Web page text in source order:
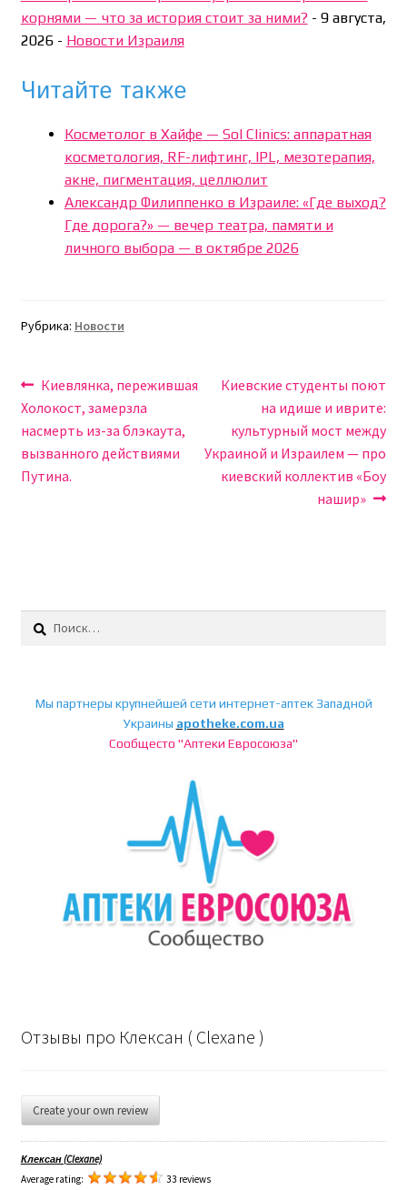
корнями — что за история стоит за ними?- 9 августа,
2026- Новости Израиля
Читайте также
Косметолог в Хайфе — Sol Clinics: аппаратная
косметология, RF-лифтинг, IPL, мезотерапия,
акне, пигментация, целлюлит
Александр Филиппенко в Израиле: «Где выход?
Где дорога?» — вечер театра, памяти и
личного выбора — в октябре 2026
Рубрика: Новости
Навигация
по
записям
Предыдущая
запись:
Киевлянка, пережившая
Холокост, замерзла
насмерть из-за блэкаута,
вызванного действиями
Путина.
Следующая
запись:
Киевские студенты поют
на идише и иврите:
культурный мост между
Украиной и Израилем — про
киевский коллектив «Боу
нашир»
Найти:
Мы партнеры крупнейшей сети интернет-аптек Западной
Украины apotheke.com.ua
Сообщесто "Аптеки Евросоюза"
Отзывы про Клексан ( Clexane )
Create your own review
Клексан (Clexane)
Average rating:
33 reviews